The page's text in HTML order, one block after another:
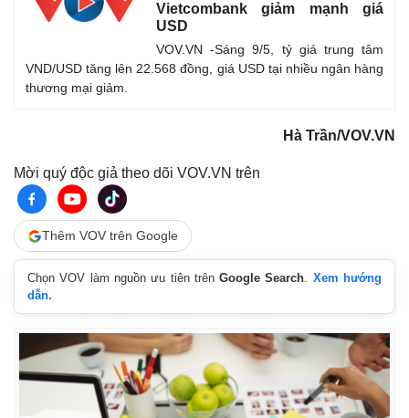
Quan sát
Cuộc sống đó đây
Multimedia
Video
Vietcombank giảm mạnh giá
USD
VOV.VN -Sáng 9/5, tỷ giá trung tâm
VND/USD tăng lên 22.568 đồng, giá USD tại nhiều ngân hàng
thương mại giảm.
Hà Trần/VOV.VN
Mời quý độc giả theo dõi VOV.VN trên
Thêm VOV trên Google
Chọn VOV làm nguồn ưu tiên trênGoogle Search. Xem hướng
dẫn.